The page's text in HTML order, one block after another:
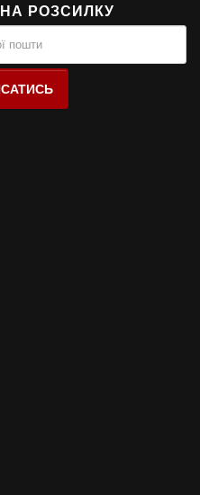
РОЗСИЛКУ